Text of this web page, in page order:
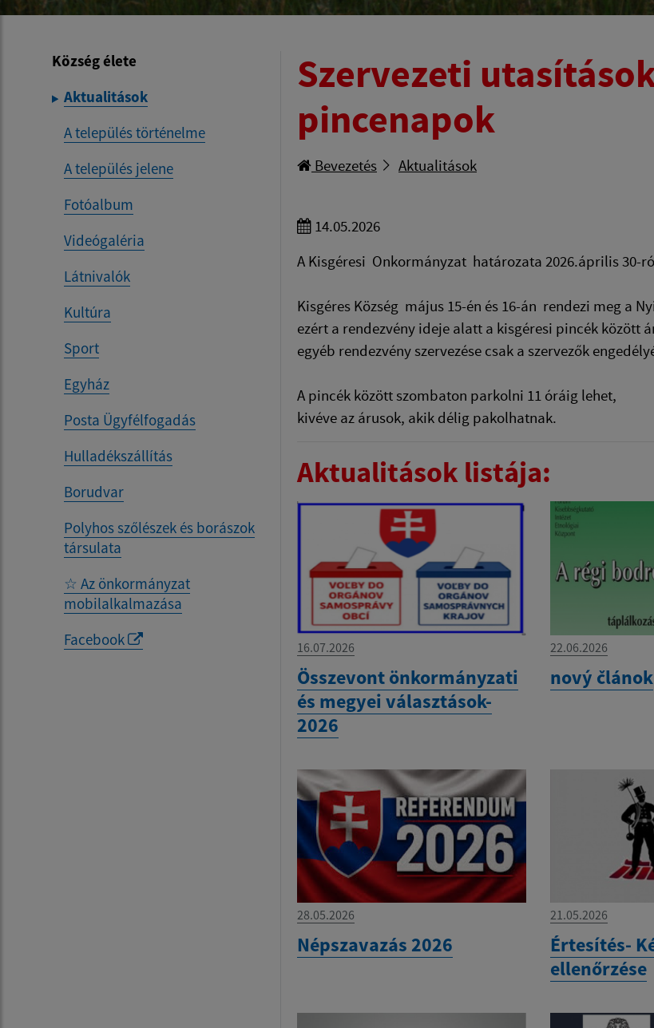
Község élete
Aktualitások
A település történelme
A település jelene
Fotóalbum
Videógaléria
Látnivalók
Kultúra
Sport
Egyház
Posta Ügyfélfogadás
Hulladékszállítás
Borudvar
Polyhos szőlészek és borászok
társulata
☆ Az önkormányzat
mobilalkalmazása
Facebook
Szervezeti
pincenapok
Bevezetés Aktualitások
14.05.2026
A Kisgéresi Onkormányzat határozata 2026.április 30-
Kisgéres Község május 15-én és 16-án rendezi meg a
ezért a rendezvény ideje alatt a kisgéresi pincék között
egyéb rendezvény szervezése csak a szervezők
A pincék között szombaton parkolni 11 óráig lehet,
kivéve az árusok, akik délig pakolhatnak.
Aktualitások listája:
16.07.2026
Összevont önkormányzati
és megyei választások-
2026
22.06.2026
nový článok
28.05.2026
Népszavazás 2026
21.05.2026
Értesítés-
ellenőrzése